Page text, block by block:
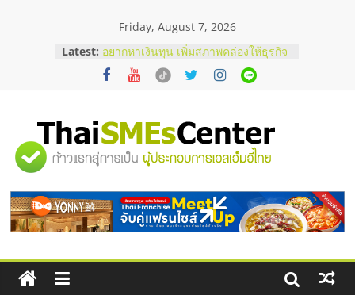
Friday, August 7, 2026
Latest:
บริษัท Cybersecurity ในไทยที่ไหนดี?
วิธีเลือกผู้ให้บริการให้คุ้มค่าและตอบ
โจทย์ธุรกิจ
อยากหาเงินทุน เพิ่มสภาพคล่องให้ธุรกิจ
บริการน้ำมัน Shell
สัมมนาลงทุน แฟรนไชส์ยอนนี่
ThaiFranchise Meet Up จับคู่แฟรน
ร้านเครื่องเสียงคุณภาพสูง พร้อม
โซลูชันระบบภาพและเสียง
"ศูนย์
รวม
ข้อมูล